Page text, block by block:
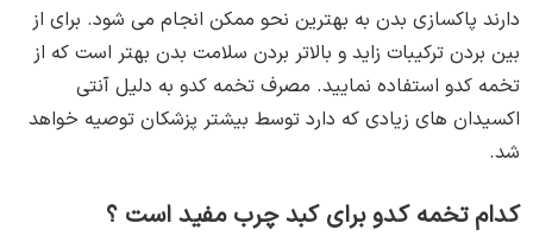
دارند پاکسازی بدن به بهترین نحو ممکن انجام می‌ شود. برای از
بین بردن ترکیبات زاید و بالاتر بردن سلامت بدن بهتر است که از
تخمه کدو استفاده نمایید. مصرف تخمه کدو به دلیل آنتی
اکسیدان‌ های زیادی که دارد توسط بیشتر پزشکان توصیه خواهد
شد.
کدام تخمه کدو برای کبد چرب مفید است ؟